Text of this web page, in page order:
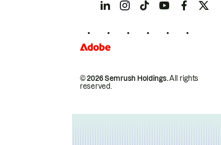
© 2026 Semrush Holdings.All rights
reserved.